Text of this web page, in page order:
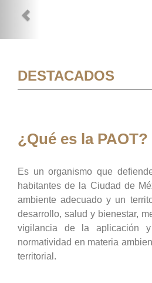
DESTACADOS
¿Qué es la PAOT?
Es un organismo que
habitantes de la Ciudad de
ambiente adecuado y un
desarrollo, salud y bienestar,
vigilancia de la aplicación
normatividad en materia
territorial.